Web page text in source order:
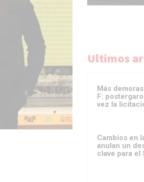
Ultimos
Más
F:
vez la
Cambios en
anulan un
clave para el